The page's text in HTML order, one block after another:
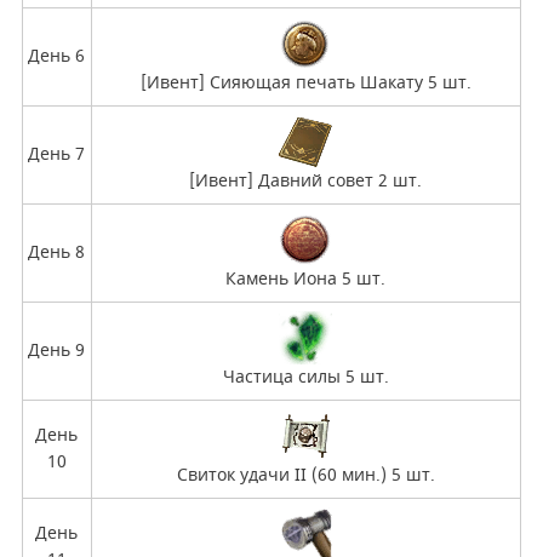
День 6
[Ивент] Сияющая печать Шакату 5 шт.
День 7
[Ивент] Давний совет 2 шт.
День 8
Камень Иона 5 шт.
День 9
Частица силы 5 шт.
День
10
Свиток удачи II (60 мин.) 5 шт.
День